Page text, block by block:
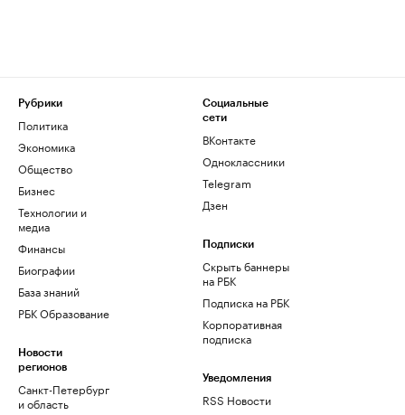
Рубрики
Политика
Экономика
Общество
Бизнес
Технологии и
медиа
Финансы
Биографии
База знаний
РБК Образование
Новости
регионов
Санкт-Петербург
и область
Социальные
сети
ВКонтакте
Одноклассники
Telegram
Дзен
Подписки
Скрыть баннеры
на РБК
Подписка на РБК
Корпоративная
подписка
Уведомления
RSS Новости